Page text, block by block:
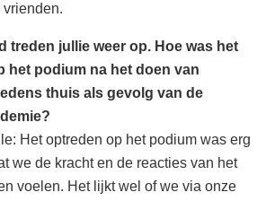
treden jullie weer op. Hoe was het
het podium na het doen van
thuis als gevolg van de
Het optreden op het podium was erg
we de kracht en de reacties van het
voelen. Het lijkt wel of we via onze